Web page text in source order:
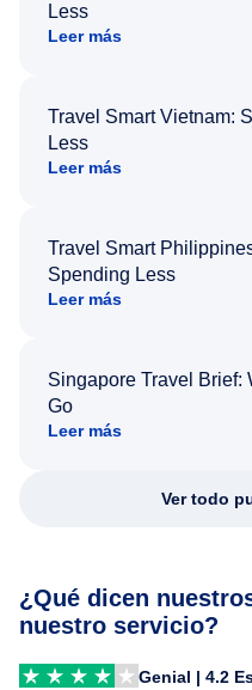
Less
Leer más
Travel Smart Vietnam:
Less
Leer más
Travel Smart
Spending Less
Leer más
Singapore Travel Brief:
Go
Leer más
Ver todo
¿Qué dicen
nuestro servicio?
Genial | 4.2